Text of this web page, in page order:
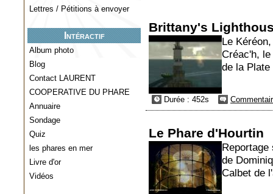
Lettres / Pétitions à envoyer
Intéractif
Album photo
Blog
Contact LAURENT
COOPERATIVE DU PHARE
Annuaire
Sondage
Quiz
les phares en mer
Livre d'or
Vidéos
Brittany's
Le
Créac'h,
de la
Durée : 452s
Le Phare d'Hourtin
de
Calbet de